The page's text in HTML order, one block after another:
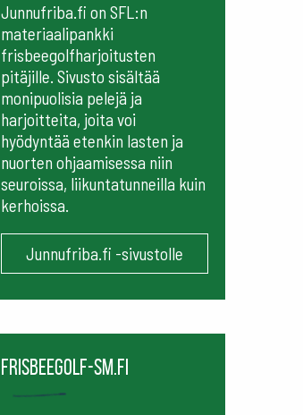
Junnufriba.fi on SFL:n
materiaalipankki
frisbeegolfharjoitusten
pitäjille. Sivusto sisältää
monipuolisia pelejä ja
harjoitteita, joita voi
hyödyntää etenkin lasten ja
nuorten ohjaamisessa niin
seuroissa, liikuntatunneilla kuin
kerhoissa.
Junnufriba.fi -sivustolle
frisbeegolf-sm.fi